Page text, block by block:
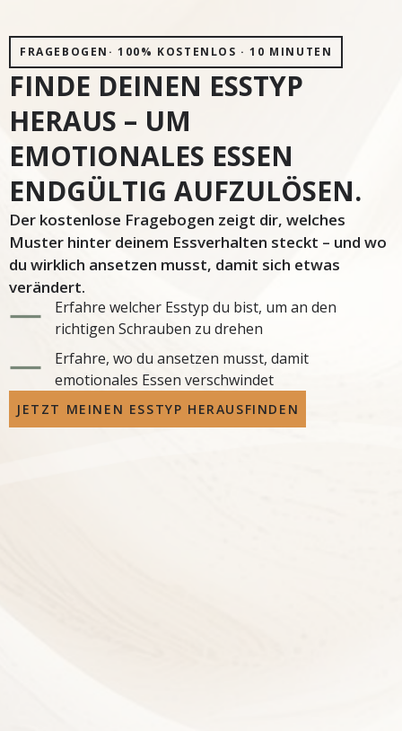
FRAGEBOGEN· 100% KOSTENLOS · 10 MINUTEN
FINDE DEINEN ESSTYP
HERAUS – UM
EMOTIONALES ESSEN
ENDGÜLTIG AUFZULÖSEN.
Der kostenlose Fragebogen zeigt dir, welches
Muster hinter deinem Essverhalten steckt – und wo
du wirklich ansetzen musst, damit sich etwas
verändert.
Erfahre welcher Esstyp du bist, um an den
richtigen Schrauben zu drehen
Erfahre, wo du ansetzen musst, damit
emotionales Essen verschwindet
JETZT MEINEN ESSTYP HERAUSFINDEN